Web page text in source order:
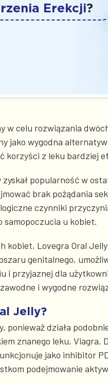
Erekcji?
celu rozwiązania
jako wygodna
korzyści z leku bardziej
popularność w
brak pożądania
czynniki
samopoczucia u kobiet.
Lovegra Oral
genitalnego,
i przyjaznej dla
i wygodne
Jelly?
ponieważ działa
znanego leku,
jako inhibitor
podejmowanie